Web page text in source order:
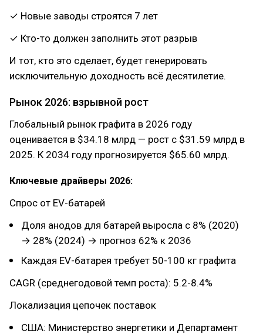
✓ Новые заводы строятся 7 лет
✓ Кто-то должен заполнить этот разрыв
И тот, кто это сделает, будет генерировать
исключительную доходность всё десятилетие.
Рынок 2026: взрывной рост
Глобальный рынок графита в 2026 году
оценивается в $34.18 млрд — рост с $31.59 млрд в
2025. К 2034 году прогнозируется $65.60 млрд.
Ключевые драйверы 2026:
Спрос от EV-батарей
Доля анодов для батарей выросла с 8% (2020)
→ 28% (2024) → прогноз 62% к 2036
Каждая EV-батарея требует 50-100 кг графита
CAGR (среднегодовой темп роста): 5.2-8.4%
Локализация цепочек поставок
США: Министерство энергетики и Департамент